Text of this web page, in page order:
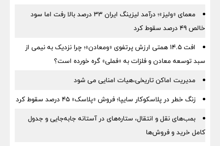
معمای «ولیز»؛ درآمد لیزینگ ایران ۳۳ درصد بالا رفت اما سود
خالص ۴۹ درصد سقوط کرد
افت ۱۴.۵ همتی ارزش پرتفوی «ومعادن»؛ چرا نزدیک به نیمی از
سبد توسعه معادن و فلزات به «فملی» گره خورده است؟
مدیریت اماکن تاریخی،هیات امنایی می شود
زنگ خطر در پلاسکوکار سایپا؛ فروش «پلاسک» ۴۵ درصد سقوط کرد
بمب‌های نقل و انتقال، ستاره‌های در آستانه جابه‌جایی و جدول
کامل خرید و فروش‌ها